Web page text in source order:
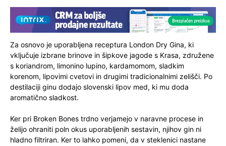
Za osnovo je uporabljena receptura London Dry Gina, ki
vključuje izbrane brinove in šipkove jagode s Krasa, združene
s koriandrom, limonino lupino, kardamomom, sladkim
korenom, lipovimi cvetovi in drugimi tradicionalnimi zelišči. Po
destilaciji ginu dodajo slovenski lipov med, ki mu doda
aromatično sladkost.
Ker pri Broken Bones trdno verjamejo v naravne procese in
želijo ohraniti poln okus uporabljenih sestavin, njihov gin ni
hladno filtriran. Ker to lahko pomeni, da v steklenici nastane